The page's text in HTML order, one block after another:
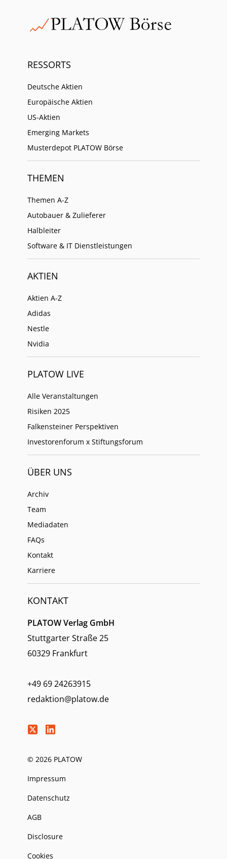
RESSORTS
Deutsche Aktien
Europäische Aktien
US-Aktien
Emerging Markets
Musterdepot PLATOW Börse
THEMEN
Themen A-Z
Autobauer & Zulieferer
Halbleiter
Software & IT Dienstleistungen
AKTIEN
Aktien A-Z
Adidas
Nestle
Nvidia
PLATOW LIVE
Alle Veranstaltungen
Risiken 2025
Falkensteiner Perspektiven
Investorenforum x Stiftungsforum
ÜBER UNS
Archiv
Team
Mediadaten
FAQs
Kontakt
Karriere
KONTAKT
PLATOW Verlag GmbH
Stuttgarter Straße 25
60329 Frankfurt
+49 69 24263915
redaktion@platow.de
© 2026 PLATOW
Impressum
Datenschutz
AGB
Disclosure
Cookies